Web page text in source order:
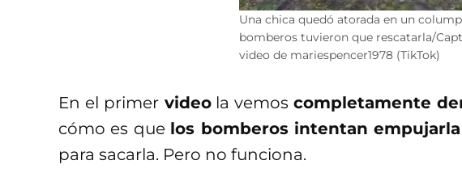
Una chica quedó atorada en un
bomberos tuvieron que rescatarla/
video de mariespencer1978 (TikTok)
En el primervideola vemoscompletamente
cómo es que los bomberos intentan
para sacarla. Pero no funciona.